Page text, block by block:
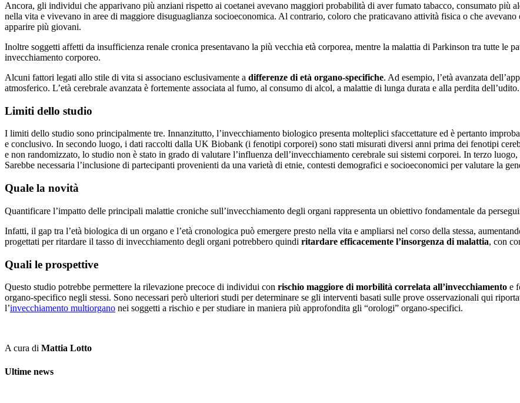
Ancora, gli individui che apparivano più anziani rispetto ai coetanei avevano maggiori probabilità di aver fumato tabacco, consumato più
nella vita e vivevano in aree di maggiore disuguaglianza socioeconomica. Al contrario, coloro che praticavano attività fisica o che
apparire più giovani.
Inoltre soggetti affetti da insufficienza renale cronica presentavano la più vecchia età corporea, mentre la malattia di Parkinson tra tutte le
invecchiamento corporeo.
Alcuni fattori legati allo stile di vita si associano esclusivamente a differenze di età organo-specifiche. Ad esempio, l’età avanzata
atmosferico. L’età cerebrale avanzata è fortemente associata al fumo, al consumo di alcol, a malattie di lunga durata e alla perdita dell’udito.
Limiti dello studio
I limiti dello studio sono principalmente tre. Innanzitutto, l’invecchiamento biologico presenta molteplici sfaccettature ed è pertanto
e conclusivo. In secondo luogo, i dati raccolti dalla UK Biobank (i fenotipi corporei) sono stati misurati diversi anni prima dei fenotipi
e non randomizzato, lo studio non è stato in grado di valutare l’influenza dell’invecchiamento cerebrale sui sistemi corporei. In terzo
Sarebbe necessaria l’inclusione di partecipanti provenienti da una varietà di etnie, contesti demografici e socioeconomici per valutare la
Quale la novità
Quantificare l’impatto delle principali malattie croniche sull’invecchiamento degli organi rappresenta un obiettivo fondamentale da
Infatti, il gap tra l’età biologica di un organo e l’età cronologica può emergere presto nella vita e ampliarsi nel corso della stessa,
progettati per ritardare il tasso di invecchiamento degli organi potrebbero quindi ritardare efficacemente l’insorgenza di malattia, con
Quali le prospettive
Questo studio potrebbe permettere la rilevazione precoce di individui con rischio maggiore di morbilità correlata all’invecchiamento e
organo-specifico negli stessi. Sono necessari però ulteriori studi per determinare se gli interventi basati sulle prove osservazionali qui
l’invecchiamento multiorgano nei soggetti a rischio e per studiare in maniera più approfondita gli “orologi” organo-specifici.
A cura di Mattia Lotto
Ultime news